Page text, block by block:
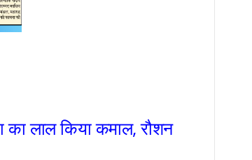
लाल किया कमाल, रौशन